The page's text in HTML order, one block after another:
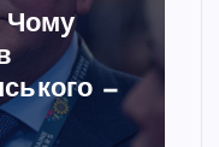
Чому
—